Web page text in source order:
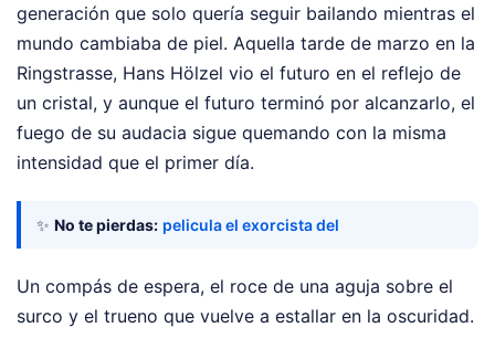
generación que solo quería seguir bailando mientras el
mundo cambiaba de piel. Aquella tarde de marzo en la
Ringstrasse, Hans Hölzel vio el futuro en el reflejo de
un cristal, y aunque el futuro terminó por alcanzarlo, el
fuego de su audacia sigue quemando con la misma
intensidad que el primer día.
✨ No te pierdas: pelicula el exorcista del
Un compás de espera, el roce de una aguja sobre el
surco y el trueno que vuelve a estallar en la oscuridad.